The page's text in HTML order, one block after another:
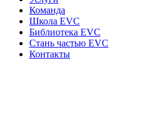
Команда
Школа EVC
Библиотека EVC
Стань частью EVC
Контакты